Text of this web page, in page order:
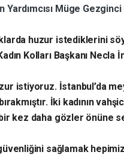
Yardımcısı Müge
huzur istediklerini
Kolları Başkanı Necla
istiyoruz. İstanbul’da
İki kadının
kez daha gözler önüne
güvenliğini sağlamak